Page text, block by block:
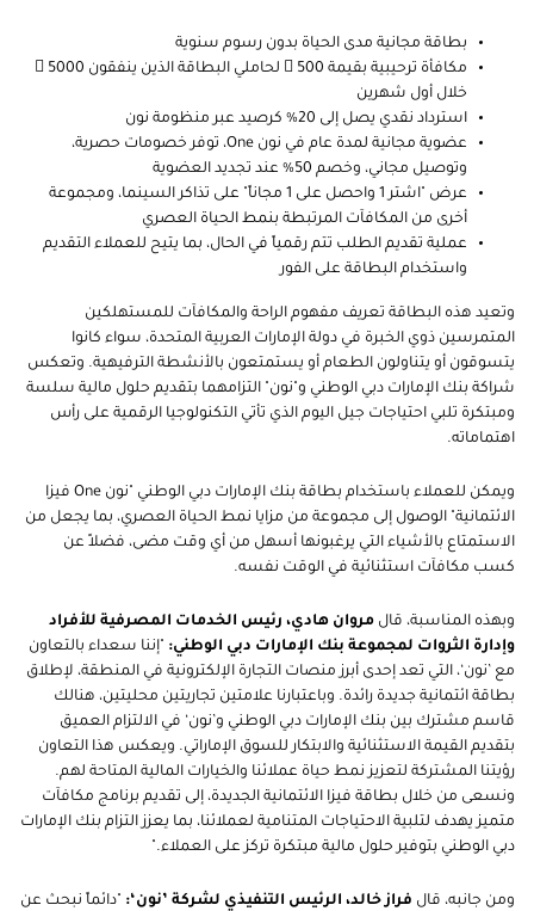
بطاقة مجانية مدى الحياة بدون رسوم سنوية
مكافأة ترحيبية بقيمة 500  لحاملي البطاقة الذين ينفقون 5000 
خلال أول شهرين
استرداد نقدي يصل إلى 20% كرصيد عبر منظومة نون
عضوية مجانية لمدة عام في نون One، توفر خصومات حصرية،
وتوصيل مجاني، وخصم 50% عند تجديد العضوية
عرض "اشتر 1 واحصل على 1 مجاناً" على تذاكر السينما، ومجموعة
أخرى من المكافآت المرتبطة بنمط الحياة العصري
عملية تقديم الطلب تتم رقمياً في الحال، بما يتيح للعملاء التقديم
واستخدام البطاقة على الفور
وتعيد هذه البطاقة تعريف مفهوم الراحة والمكافآت للمستهلكين
المتمرسين ذوي الخبرة في دولة الإمارات العربية المتحدة، سواء كانوا
يتسوقون أو يتناولون الطعام أو يستمتعون بالأنشطة الترفيهية. وتعكس
شراكة بنك الإمارات دبي الوطني و"نون" التزامهما بتقديم حلول مالية سلسة
ومبتكرة تلبي احتياجات جيل اليوم الذي تأتي التكنولوجيا الرقمية على رأس
اهتماماته.
ويمكن للعملاء باستخدام بطاقة بنك الإمارات دبي الوطني نون One فيزا
الائتمانية الوصول إلى مجموعة من مزايا نمط الحياة العصري، بما يجعل من
الاستمتاع بالأشياء التي يرغبونها أسهل من أي وقت مضى، فضلاً عن
كسب مكافآت استثنائية في الوقت نفسه.
وبهذه المناسبة، قال مروان هادي، رئيس الخدمات المصرفية للأفراد
وإدارة الثروات لمجموعة بنك الإمارات دبي الوطني: "إننا سعداء بالتعاون
مع ’نون‘، التي تعد إحدى أبرز منصات التجارة الإلكترونية في المنطقة، لإطلاق
بطاقة ائتمانية جديدة رائدة. وباعتبارنا علامتين تجاريتين محليتين، هنالك
قاسم مشترك بين بنك الإمارات دبي الوطني و’نون‘ في الالتزام العميق
بتقديم القيمة الاستثنائية والابتكار للسوق الإماراتي. ويعكس هذا التعاون
رؤيتنا المشتركة لتعزيز نمط حياة عملائنا والخيارات المالية المتاحة لهم.
ونسعى من خلال بطاقة فيزا الائتمانية الجديدة، إلى تقديم برنامج مكافآت
متميز يهدف لتلبية الاحتياجات المتنامية لعملائنا، بما يعزز التزام بنك الإمارات
دبي الوطني بتوفير حلول مالية مبتكرة تركز على العملاء."
ومن جانبه، قال فراز خالد، الرئيس التنفيذي لشركة ’نون‘: "دائماً نبحث عن